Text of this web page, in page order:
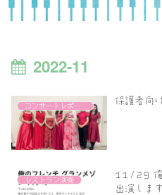
2022-11
コンサートレポート 保護者向
レストラン演奏
11/29 俺
出演します